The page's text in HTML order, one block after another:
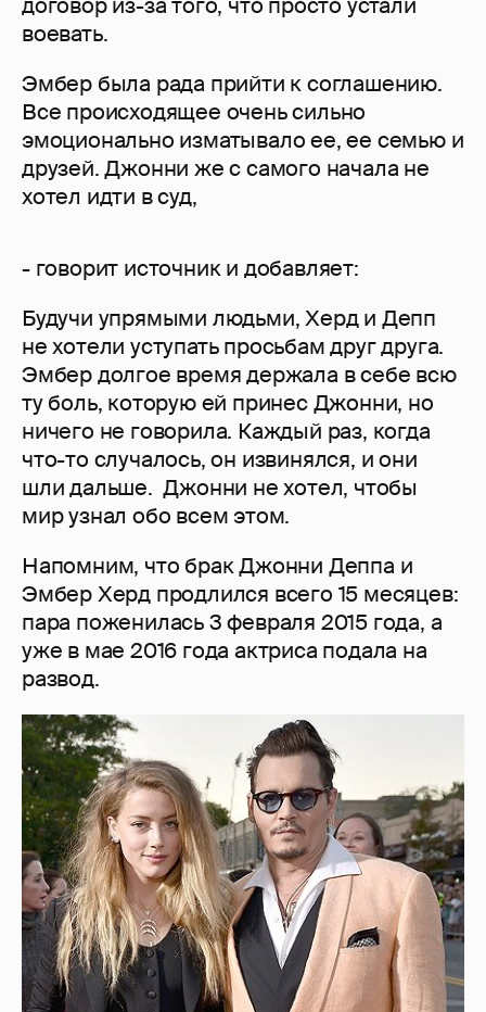
договор из-за того, что просто устали
воевать.
Эмбер была рада прийти к соглашению.
Все происходящее очень сильно
эмоционально изматывало ее, ее семью и
друзей. Джонни же с самого начала не
хотел идти в суд,
- говорит источник и добавляет:
Будучи упрямыми людьми, Херд и Депп
не хотели уступать просьбам друг друга.
Эмбер долгое время держала в себе всю
ту боль, которую ей принес Джонни, но
ничего не говорила. Каждый раз, когда
что-то случалось, он извинялся, и они
шли дальше. Джонни не хотел, чтобы
мир узнал обо всем этом.
Напомним, что брак Джонни Деппа и
Эмбер Херд продлился всего 15 месяцев:
пара поженилась 3 февраля 2015 года, а
уже в мае 2016 года актриса подала на
развод.